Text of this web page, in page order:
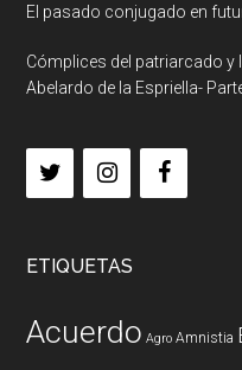
El pasado conjugado en
Cómplices del patriarcado
Abelardo de la Espriella-
ETIQUETAS
Acuerdo Agro Amnistia